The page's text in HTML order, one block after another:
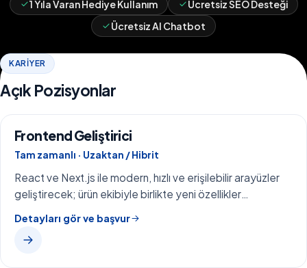
1 Yıla Varan Hediye Kullanım
Ücretsiz SEO Desteği
Ücretsiz AI Chatbot
KARIYER
Açık Pozisyonlar
Frontend Geliştirici
Tam zamanlı · Uzaktan / Hibrit
React ve Next.js ile modern, hızlı ve erişilebilir arayüzler
geliştirecek; ürün ekibiyle birlikte yeni özellikler
Detayları gör ve başvur